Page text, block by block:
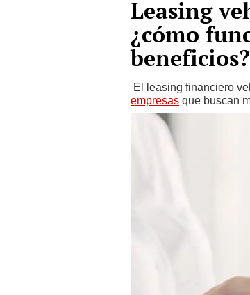
Leasing
¿cómo
beneficios?
El leasing financiero
empresas que buscan